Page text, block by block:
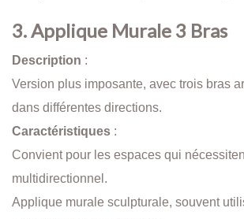
3. Applique Murale 3 Bras
Description :
Version plus imposante, avec trois bras
dans différentes directions.
Caractéristiques :
Convient pour les espaces qui
multidirectionnel.
Applique murale sculpturale, souvent